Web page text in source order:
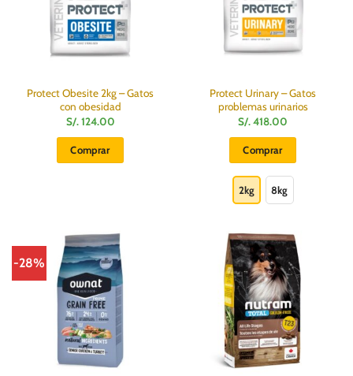
elegir
en
la
página
producto
Protect Obesite 2kg – Gatos
con obesidad
S/.124.00
Comprar
Protect Urinary – Gatos
problemas urinarios
S/.418.00
Comprar
producto
tiene
variantes.
Las
opciones
se
pueden
elegir
en
la
página
2kg 8kg
-28%